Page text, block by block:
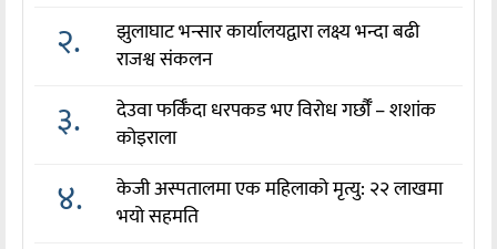
२.
झुलाघाट भन्सार कार्यालयद्वारा लक्ष्य भन्दा बढी
राजश्व संकलन
३.
देउवा फर्किँदा धरपकड भए विरोध गर्छौँं – शशांक
कोइराला
४.
केजी अस्पतालमा एक महिलाको मृत्यु: २२ लाखमा
भयो सहमति